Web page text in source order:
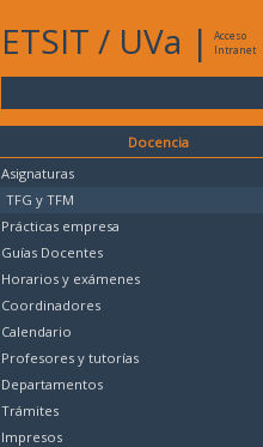
ETSIT / UVa |
Acceso
Intranet
Docencia
Asignaturas
TFG y TFM
Prácticas empresa
Guías Docentes
Horarios y exámenes
Coordinadores
Calendario
Profesores y tutorías
Departamentos
Trámites
Impresos